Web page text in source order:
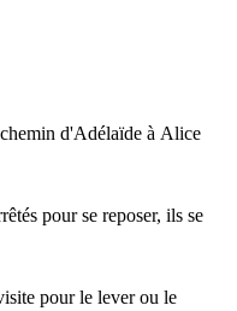
d'Adélaïde à Alice
pour se reposer, ils se
pour le lever ou le